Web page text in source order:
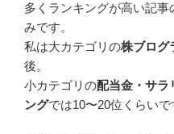
多くランキングが高い記事
みです。
私は大カテゴリの株ブログ
後。
小カテゴリの配当金・サラ
ングでは10〜20位くらいで